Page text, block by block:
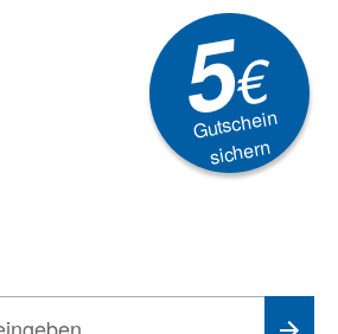
5€
Gutschein
sichern